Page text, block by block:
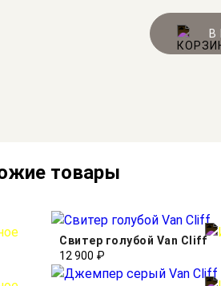
В
товары
Свитер голубой Van Cliff
12 900 ₽